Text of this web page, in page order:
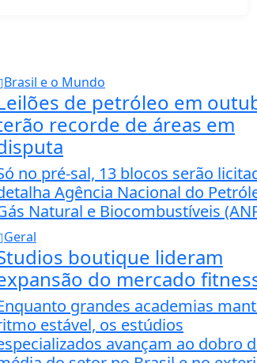
Brasil e o Mundo
de petróleo em
recorde de áreas em
no pré-sal, 13 blocos serão
Agência Nacional do
Natural e Biocombustíveis
Geral
boutique lideram
do mercado
grandes academias
estável, os estúdios
avançam ao dobro